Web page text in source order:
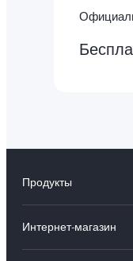
Продукты
X300 FE
Интернет-магазин